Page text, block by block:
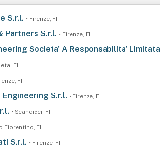
S.r.l. • Firenze, FI
Partners S.r.l. • Firenze, FI
Societa' A Responsabilita' Limitata
FI
FI
S.r.l. • Firenze, FI
• Scandicci, FI
Fiorentino, FI
S.r.l. • Firenze, FI